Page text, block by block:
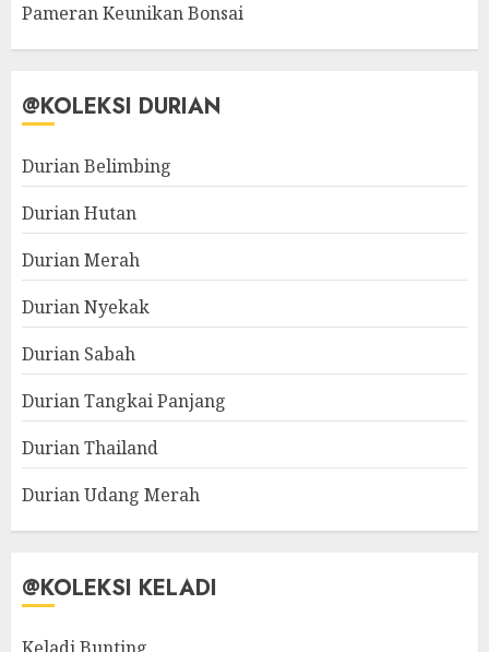
Pameran Keunikan Bonsai
@KOLEKSI DURIAN
Durian Belimbing
Durian Hutan
Durian Merah
Durian Nyekak
Durian Sabah
Durian Tangkai Panjang
Durian Thailand
Durian Udang Merah
@KOLEKSI KELADI